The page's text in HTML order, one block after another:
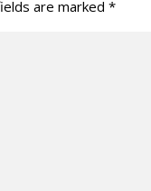
are marked *